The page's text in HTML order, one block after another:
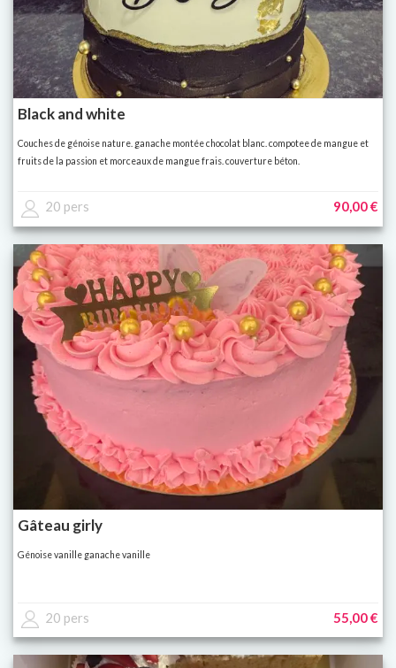
Black and white
Couches de génoise nature. ganache montée chocolat blanc. compotee de mangue et
fruits de la passion et morceaux de mangue frais. couverture béton.
20 pers 90,00 €
Gâteau girly
Génoise vanille ganache vanille
20 pers 55,00 €